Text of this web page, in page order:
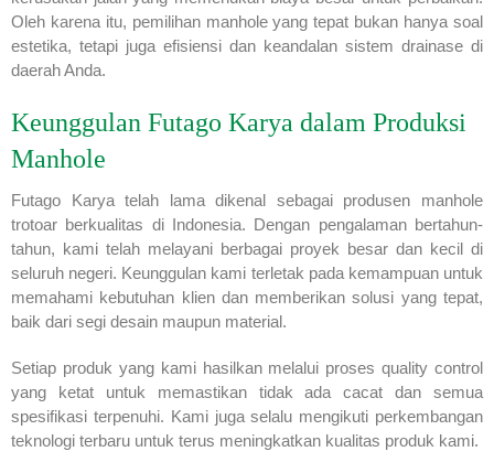
Oleh karena itu, pemilihan manhole yang tepat bukan hanya soal
estetika, tetapi juga efisiensi dan keandalan sistem drainase di
daerah Anda.
Keunggulan Futago Karya dalam Produksi
Manhole
Futago Karya telah lama dikenal sebagai produsen manhole
trotoar berkualitas di Indonesia. Dengan pengalaman bertahun-
tahun, kami telah melayani berbagai proyek besar dan kecil di
seluruh negeri. Keunggulan kami terletak pada kemampuan untuk
memahami kebutuhan klien dan memberikan solusi yang tepat,
baik dari segi desain maupun material.
Setiap produk yang kami hasilkan melalui proses quality control
yang ketat untuk memastikan tidak ada cacat dan semua
spesifikasi terpenuhi. Kami juga selalu mengikuti perkembangan
teknologi terbaru untuk terus meningkatkan kualitas produk kami.